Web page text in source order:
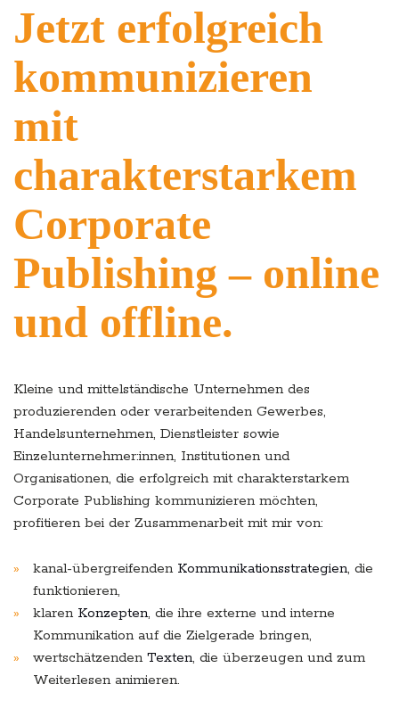
Jetzt erfolgreich
kommunizieren
mit
charakterstarkem
Corporate
Publishing – online
und offline.
Kleine und mittelständische Unternehmen des
produzierenden oder verarbeitenden Gewerbes,
Handelsunternehmen, Dienstleister sowie
Einzelunternehmer:innen, Institutionen und
Organisationen, die erfolgreich mit charakterstarkem
Corporate Publishing kommunizieren möchten,
profitieren bei der Zusammenarbeit mit mir von:
kanal-übergreifenden Kommunikationsstrategien, die
funktionieren,
klaren Konzepten, die ihre externe und interne
Kommunikation auf die Zielgerade bringen,
wertschätzenden Texten, die überzeugen und zum
Weiterlesen animieren.